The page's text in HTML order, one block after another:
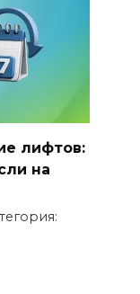
лифтов:
на